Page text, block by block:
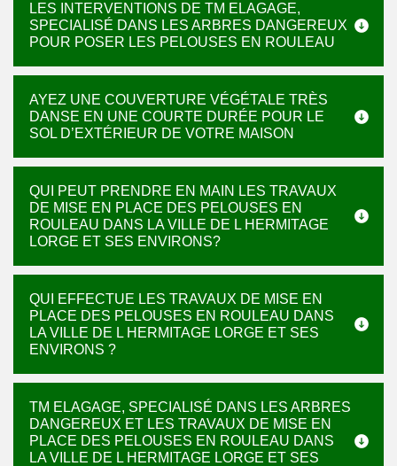
LES INTERVENTIONS DE TM ELAGAGE,
SPECIALISÉ DANS LES ARBRES DANGEREUX
POUR POSER LES PELOUSES EN ROULEAU
AYEZ UNE COUVERTURE VÉGÉTALE TRÈS
DANSE EN UNE COURTE DURÉE POUR LE
SOL D’EXTÉRIEUR DE VOTRE MAISON
QUI PEUT PRENDRE EN MAIN LES TRAVAUX
DE MISE EN PLACE DES PELOUSES EN
ROULEAU DANS LA VILLE DE L HERMITAGE
LORGE ET SES ENVIRONS?
QUI EFFECTUE LES TRAVAUX DE MISE EN
PLACE DES PELOUSES EN ROULEAU DANS
LA VILLE DE L HERMITAGE LORGE ET SES
ENVIRONS ?
TM ELAGAGE, SPECIALISÉ DANS LES ARBRES
DANGEREUX ET LES TRAVAUX DE MISE EN
PLACE DES PELOUSES EN ROULEAU DANS
LA VILLE DE L HERMITAGE LORGE ET SES